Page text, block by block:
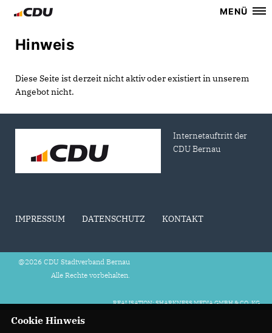
MENÜ
Hinweis
Diese Seite ist derzeit nicht aktiv oder existiert in unserem
Angebot nicht.
Internetauftritt der
CDU Bernau
IMPRESSUM DATENSCHUTZ KONTAKT
@2026 CDU Stadtverband Bernau
Alle Rechte vorbehalten.
REALISATION: SHARKNESS MEDIA GMBH & CO. KG
Cookie Hinweis